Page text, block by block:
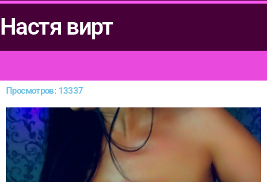
Настя вирт
Просмотров: 13337